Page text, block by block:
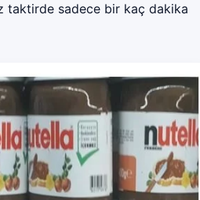
taktirde sadece bir kaç dakika